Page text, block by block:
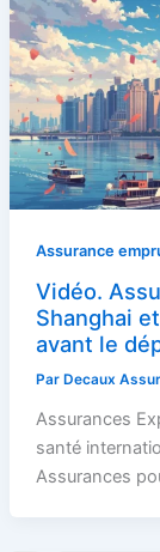
Assurance
Vidéo.
Shanghai
avant le
Par Decaux
Assurances
santé
Assurances